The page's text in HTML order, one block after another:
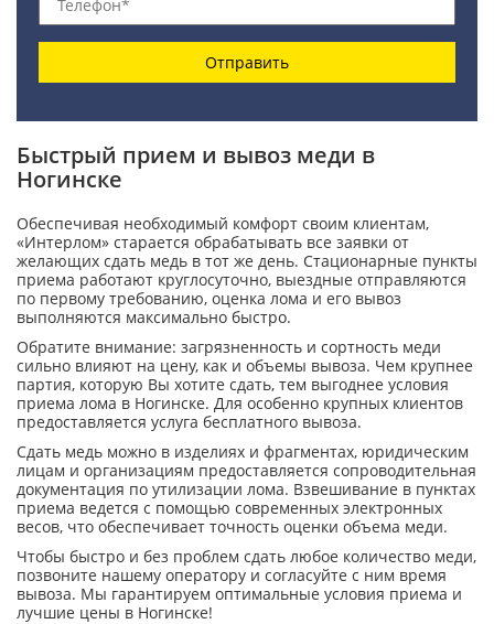
Отправить
Быстрый прием и вывоз меди в
Ногинске
Обеспечивая необходимый комфорт своим клиентам,
«Интерлом» старается обрабатывать все заявки от
желающих сдать медь в тот же день. Стационарные пункты
приема работают круглосуточно, выездные отправляются
по первому требованию, оценка лома и его вывоз
выполняются максимально быстро.
Обратите внимание: загрязненность и сортность меди
сильно влияют на цену, как и объемы вывоза. Чем крупнее
партия, которую Вы хотите сдать, тем выгоднее условия
приема лома в Ногинске. Для особенно крупных клиентов
предоставляется услуга бесплатного вывоза.
Сдать медь можно в изделиях и фрагментах, юридическим
лицам и организациям предоставляется сопроводительная
документация по утилизации лома. Взвешивание в пунктах
приема ведется с помощью современных электронных
весов, что обеспечивает точность оценки объема меди.
Чтобы быстро и без проблем сдать любое количество меди,
позвоните нашему оператору и согласуйте с ним время
вывоза. Мы гарантируем оптимальные условия приема и
лучшие цены в Ногинске!